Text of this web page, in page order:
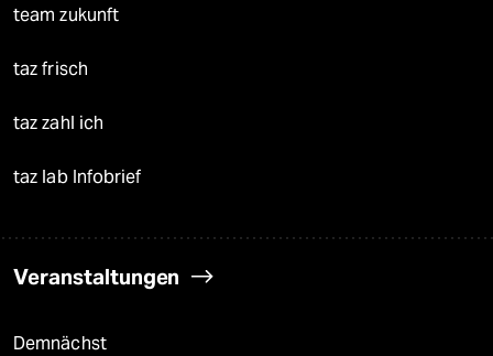
team zukunft
taz frisch
taz zahl ich
taz lab Infobrief
Veranstaltungen
Demnächst